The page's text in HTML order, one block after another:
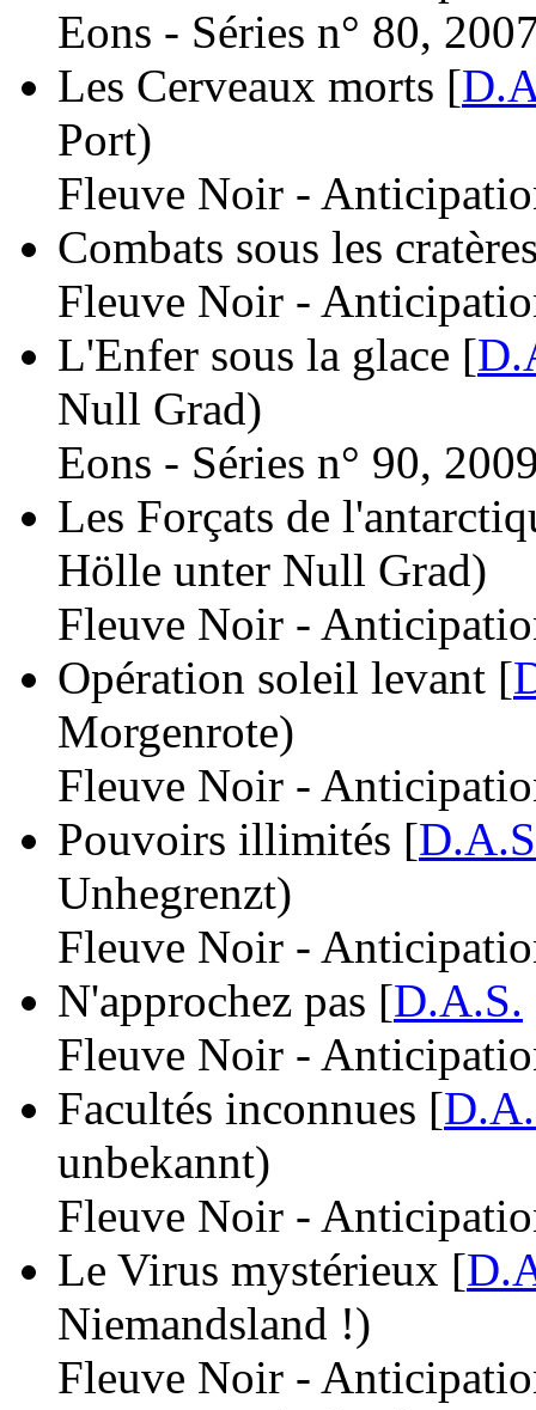
Eons - Séries n° 80,
Les Cerveaux morts [
Port)
Fleuve Noir -
Combats sous les
Fleuve Noir -
L'Enfer sous la glace [
Null Grad)
Eons - Séries n° 90,
Les Forçats de
Hölle unter Null Grad)
Fleuve Noir -
Opération soleil levant [
Morgenrote)
Fleuve Noir -
Pouvoirs illimités [
Unhegrenzt)
Fleuve Noir -
N'approchez pas [D.A.S.
Fleuve Noir -
Facultés inconnues [
unbekannt)
Fleuve Noir -
Le Virus mystérieux [
Niemandsland !)
Fleuve Noir -